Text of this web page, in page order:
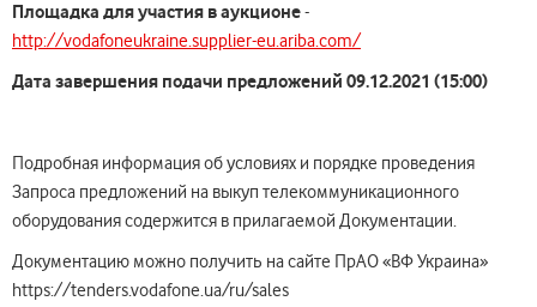
Площадка для участия в аукционе-
http://vodafoneukraine.supplier-eu.ariba.com/
Дата завершения подачи предложений 09.12.2021 (15:00)
Подробная информация об условиях и порядке проведения
Запроса предложений на выкуп телекоммуникационного
оборудования содержится в прилагаемой Документации.
Документацию можно получить на сайте ПрАО «ВФ Украина»
https://tenders.vodafone.ua/ru/sales